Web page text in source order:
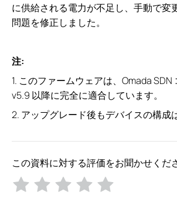
に供給される電力が不足し、手動で変
問題を修正しました。
注:
1. このファームウェアは、Omada SDN
v5.9 以降に完全に適合しています。
2. アップグレード後もデバイスの構成
この資料に対する評価をお聞かせくだ